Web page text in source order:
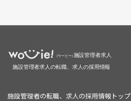
施設管理者の転職、求人の採用情報トップ